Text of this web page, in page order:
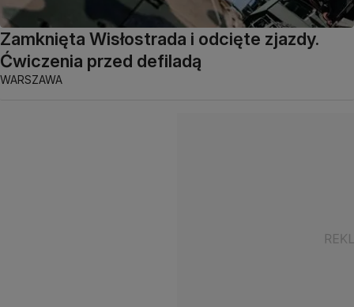
Zamknięta Wisłostrada i odcięte zjazdy.
Ćwiczenia przed defiladą
WARSZAWA